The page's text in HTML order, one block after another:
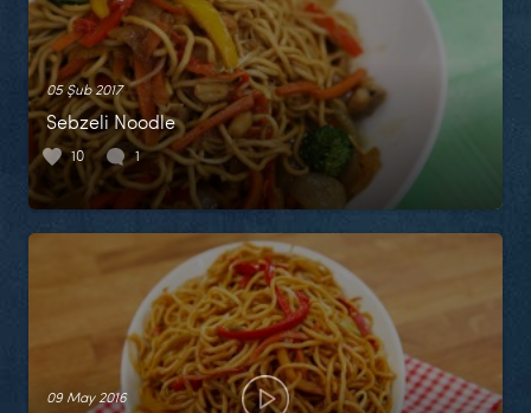
05 Şub 2017
Sebzeli Noodle
10 1
09 May 2016